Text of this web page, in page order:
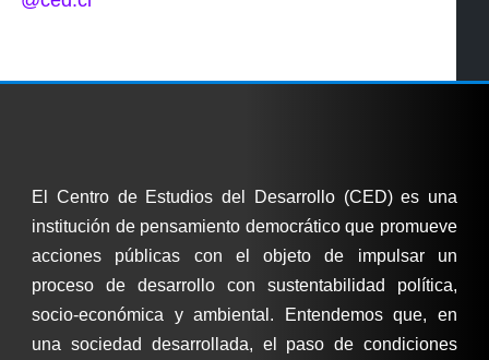
El Centro de Estudios del Desarrollo (CED) es una
institución de pensamiento democrático que promueve
acciones públicas con el objeto de impulsar un
proceso de desarrollo con sustentabilidad política,
socio-económica y ambiental. Entendemos que, en
una sociedad desarrollada, el paso de condiciones